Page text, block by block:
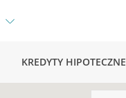
KREDYTY HIPOTECZNE